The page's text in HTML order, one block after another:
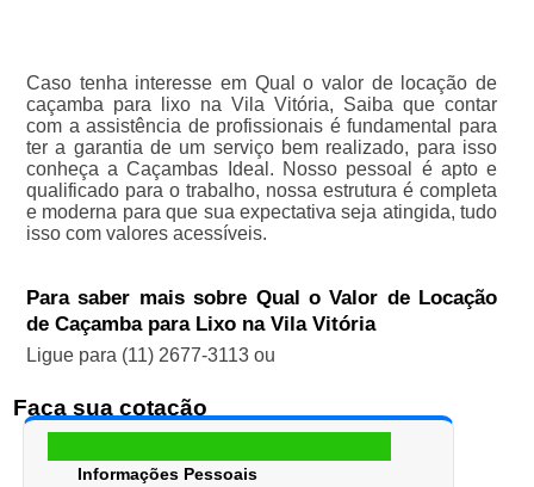
Caso tenha interesse em Qual o valor de locação de
caçamba para lixo na Vila Vitória, Saiba que contar
com a assistência de profissionais é fundamental para
ter a garantia de um serviço bem realizado, para isso
conheça a Caçambas Ideal. Nosso pessoal é apto e
qualificado para o trabalho, nossa estrutura é completa
e moderna para que sua expectativa seja atingida, tudo
isso com valores acessíveis.
Para saber mais sobre Qual o Valor de Locação
de Caçamba para Lixo na Vila Vitória
Ligue para (11) 2677-3113ou
Faça sua cotação
Informações Pessoais